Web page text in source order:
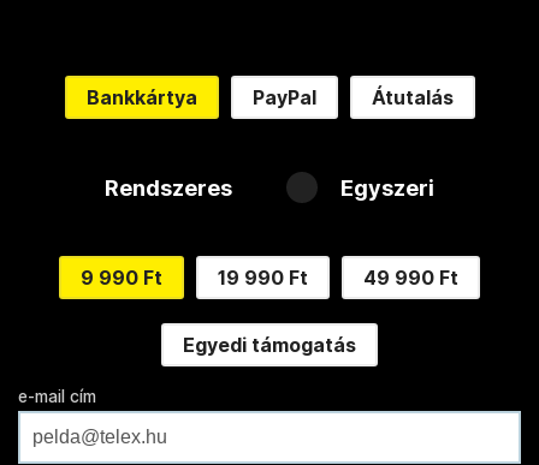
Bankkártya PayPal Átutalás
Rendszeres Egyszeri
9 990 Ft 19 990 Ft 49 990 Ft
Egyedi támogatás
e-mail cím